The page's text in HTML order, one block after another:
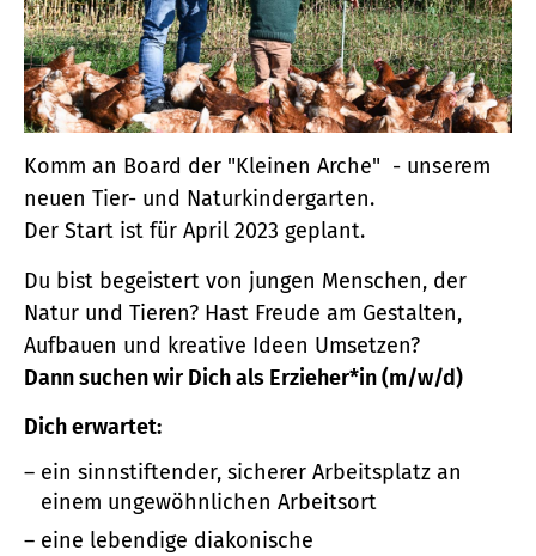
Komm an Board der "Kleinen Arche" - unserem
neuen Tier- und Naturkindergarten.
Der Start ist für April 2023 geplant.
Du bist begeistert von jungen Menschen, der
Natur und Tieren? Hast Freude am Gestalten,
Aufbauen und kreative Ideen Umsetzen?
Dann suchen wir Dich als Erzieher*in (m/w/d)
Dich erwartet:
ein sinnstiftender, sicherer Arbeitsplatz an
einem ungewöhnlichen Arbeitsort
eine lebendige diakonische